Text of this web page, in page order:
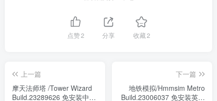
点赞2 分享 收藏2
上一篇
摩天法师塔 /Tower Wizard
Build.23289626 免安装中文
下一篇
地铁模拟/Hmmsim Metro
Build.23006037 免安装英文